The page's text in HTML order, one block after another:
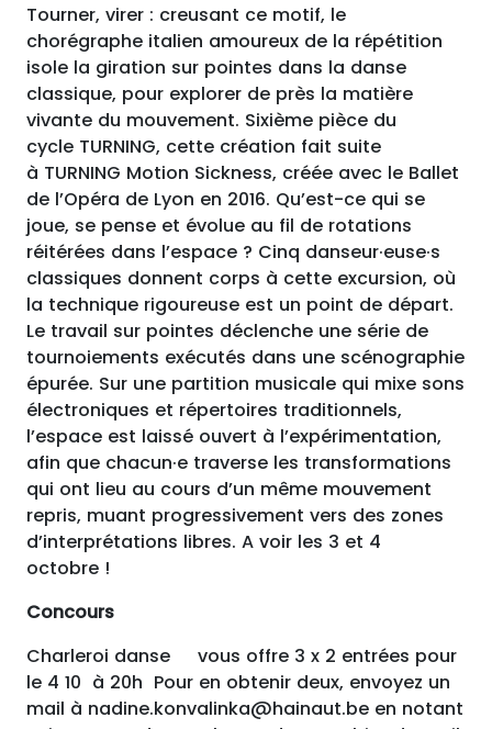
Tourner, virer : creusant ce motif, le
chorégraphe italien amoureux de la répétition
isole la giration sur pointes dans la danse
classique, pour explorer de près la matière
vivante du mouvement. Sixième pièce du
cycle TURNING, cette création fait suite
à TURNING Motion Sickness, créée avec le Ballet
de l’Opéra de Lyon en 2016. Qu’est-ce qui se
joue, se pense et évolue au fil de rotations
réitérées dans l’espace ? Cinq danseur·euse·s
classiques donnent corps à cette excursion, où
la technique rigoureuse est un point de départ.
Le travail sur pointes déclenche une série de
tournoiements exécutés dans une scénographie
épurée. Sur une partition musicale qui mixe sons
électroniques et répertoires traditionnels,
l’espace est laissé ouvert à l’expérimentation,
afin que chacun·e traverse les transformations
qui ont lieu au cours d’un même mouvement
repris, muant progressivement vers des zones
d’interprétations libres. A voir les 3 et 4
octobre !
Concours
Charleroi danse vous offre 3 x 2 entrées pour
le 4 10 à 20h Pour en obtenir deux, envoyez un
mail à nadine.konvalinka@hainaut.be en notant